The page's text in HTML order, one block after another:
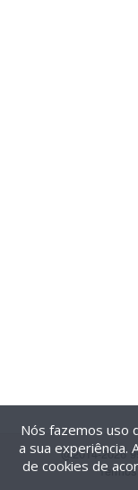
@2014-2026
Nós fazemos uso
a sua experiência.
de cookies de